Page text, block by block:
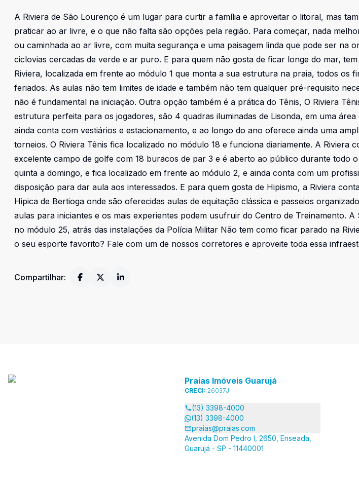
A Riviera de São Lourenço é um lugar para curtir a família e aproveitar o litoral, mas
praticar ao ar livre, e o que não falta são opções pela região. Para começar, nada
ou caminhada ao ar livre, com muita segurança e uma paisagem linda que pode ser na
ciclovias cercadas de verde e ar puro. E para quem não gosta de ficar longe do mar,
Riviera, localizada em frente ao módulo 1 que monta a sua estrutura na praia, todos os
feriados. As aulas não tem limites de idade e também não tem qualquer pré-requisito
não é fundamental na iniciação. Outra opção também é a prática do Tênis, O Riviera
estrutura perfeita para os jogadores, são 4 quadras iluminadas de Lisonda, em uma área
ainda conta com vestiários e estacionamento, e ao longo do ano oferece ainda uma
torneios. O Riviera Tênis fica localizado no módulo 18 e funciona diariamente. A Riviera
excelente campo de golfe com 18 buracos de par 3 e é aberto ao público durante todo
quinta a domingo, e fica localizado em frente ao módulo 2, e ainda conta com um
disposição para dar aula aos interessados. E para quem gosta de Hipismo, a Riviera
Hipica de Bertioga onde são oferecidas aulas de equitação clássica e passeios
aulas para iniciantes e os mais experientes podem usufruir do Centro de Treinamento. A
no módulo 25, atrás das instalações da Polícia Militar Não tem como ficar parado na
o seu esporte favorito? Fale com um de nossos corretores e aproveite toda essa
Compartilhar:
Praias Imóveis Guarujá
CRECI: 26037J
(13) 3398-4000
(13) 3398-4000
praias@praias.com
Avenida Dom Pedro I, 2650, Enseada,
Guarujá - SP - 11440001